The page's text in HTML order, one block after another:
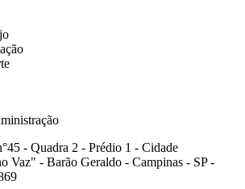
- Quadra 2 - Prédio 1 - Cidade
Vaz" - Barão Geraldo - Campinas - SP -